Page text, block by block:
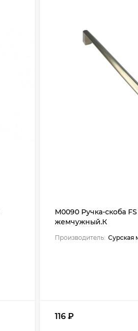
М0090 Ручка-скоба FS
жемчужный.К
Производитель: Сурская
116 ₽